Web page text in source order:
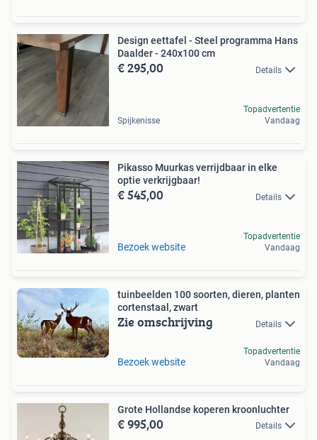
Design eettafel - Steel programma Hans
Daalder - 240x100 cm
€ 295,00 Details
Spijkenisse
Topadvertentie
Vandaag
Pikasso Muurkas verrijdbaar in elke
optie verkrijgbaar!
€ 545,00 Details
Bezoek website
Topadvertentie
Vandaag
tuinbeelden 100 soorten, dieren, planten
cortenstaal, zwart
Zie omschrijving Details
Bezoek website
Topadvertentie
Vandaag
Grote Hollandse koperen kroonluchter
€ 995,00 Details